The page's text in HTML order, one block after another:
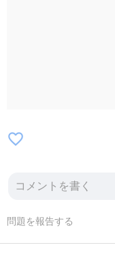
favorite_border
問題を報告する